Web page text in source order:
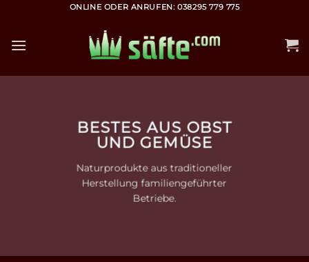
springen
ONLINE ODER ANRUFEN: 038295 779 775
BESTES AUS OBST
UND GEMÜSE
Naturprodukte aus traditioneller
Herstellung familiengeführter
Betriebe.